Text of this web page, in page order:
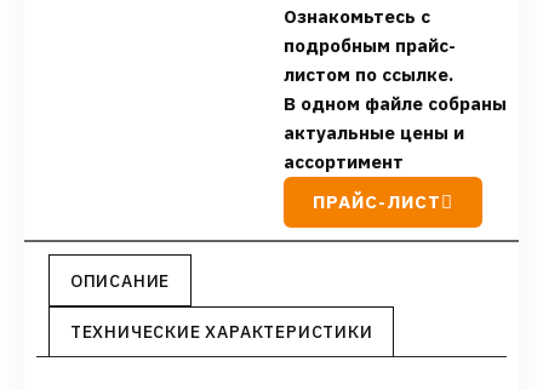
Ознакомьтесь с
подробным прайс-
листом по ссылке.
В одном файле собраны
актуальные цены и
ассортимент
ПРАЙС-ЛИСТ
ОПИСАНИЕ
ТЕХНИЧЕСКИЕ ХАРАКТЕРИСТИКИ